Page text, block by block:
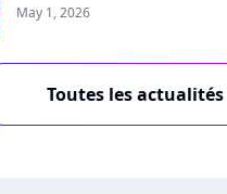
May 1, 2026
Toutes les actualités